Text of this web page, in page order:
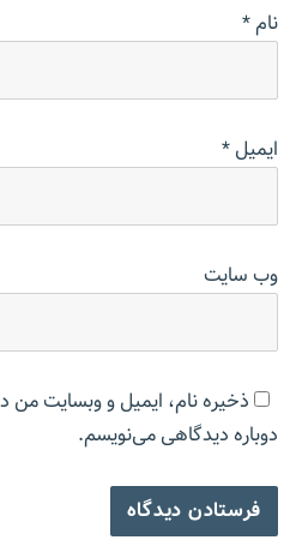
نام*
ایمیل*
وب‌ سایت
ذخیره نام، ایمیل و وبسایت من
دوباره دیدگاهی می‌نویسم.